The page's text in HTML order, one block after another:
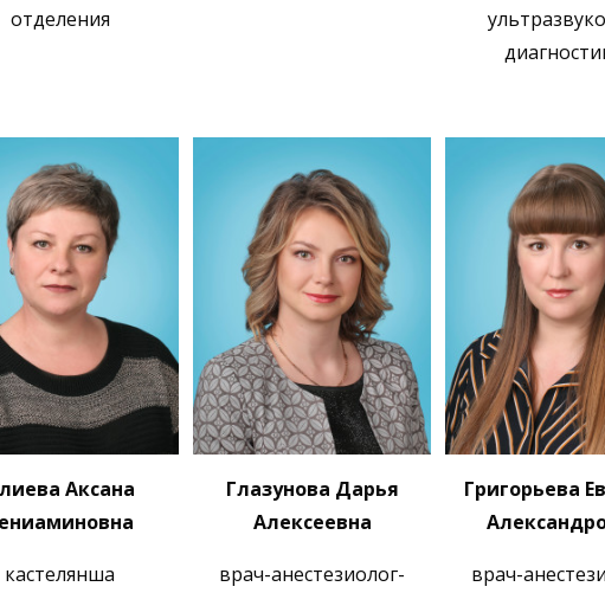
отделения
Аксана
кастелянша
Глазунова Дарья
Алексеевна
врач-анестезиолог-
Григорьева
врач-